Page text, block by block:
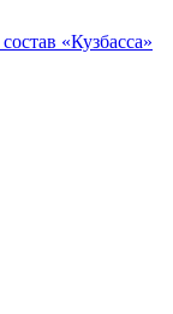
«Кузбасса»